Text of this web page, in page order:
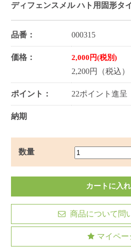
ディフェンスメル ハト用固形タ
品番： 000315
価格： 2,000円(税別)
2,200円（税込）
ポイント： 22ポイント進呈
納期
数量
商品について問
マイペー